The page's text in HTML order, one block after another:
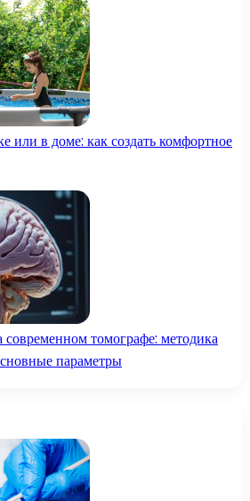
или в доме: как создать комфортное
томографе: методика
параметры